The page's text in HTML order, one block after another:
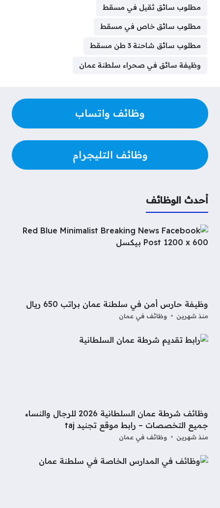
o
o
e
r
r
e
t
A
d
n
g
r
مطلوب سائق ثقيل في مسقط
مطلوب سائق خاص في مسقط
مطلوب سائق شاحنة 3 طن مسقط
وظيفة سائق في صحراء سلطنة عمان
وظائف واتساب
وظائف التليجرام
أحدث الوظائف
وظيفة حارس أمن في سلطنة عمان براتب 650 ريال
منذ شهرين وظائف في عمان
وظائف شرطة عمان السلطانية 2026 للرجال والنساء
جميع التخصصات – رابط موقع تجنيد taj
منذ شهرين وظائف في عمان